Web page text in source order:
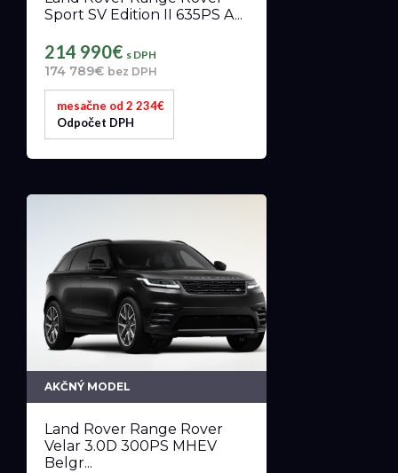
Sport SV Edition II 635PS A...
214 990€ s DPH
174 789€ bez DPH
mesačne od 2 234€
Odpočet DPH
AKČNÝ MODEL
Land Rover Range Rover
Velar 3.0D 300PS MHEV
Belgr...